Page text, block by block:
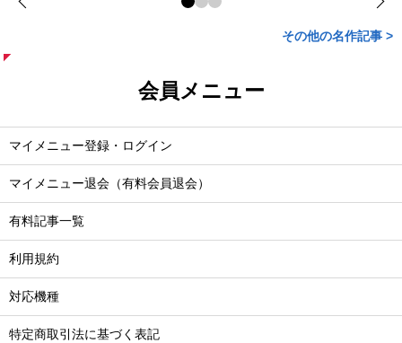
その他の名作記事 >
会員メニュー
マイメニュー登録・ログイン
マイメニュー退会（有料会員退会）
有料記事一覧
利用規約
対応機種
特定商取引法に基づく表記